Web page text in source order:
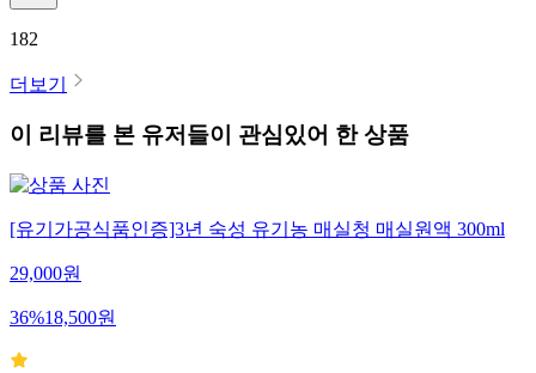
182
더보기
이 리뷰를 본 유저들이 관심있어 한 상품
[유기가공식품인증]3년 숙성 유기농 매실청 매실원액 300ml
29,000원
36%18,500원